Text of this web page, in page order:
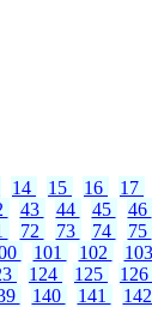
14 15 16 17
43 44 45 46
72 73 74 75
101 102 103
124 125 126
140 141 142